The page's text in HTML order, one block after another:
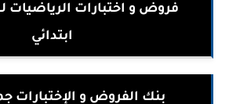
فروض و اختبارات الرياضيات
ابتدائي
بنك الفروض و الإختبارات